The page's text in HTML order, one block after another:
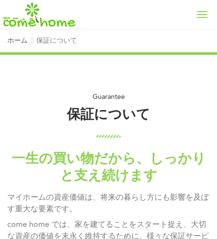
ホーム 保証について
保証について
一生の買い物だから、しっかり
と支え続けます
マイホームの資産価値は、将来の暮らし方にも影響を及ぼ
す重大な要素です。
come home では、家を建てることをスタート捉え、大切
な資産の価値を末永く維持するために、様々な保証サービ